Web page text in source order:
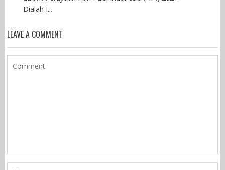
Dialah I...
LEAVE A COMMENT